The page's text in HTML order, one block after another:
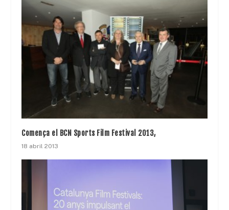
Comença el BCN Sports Film Festival 2013,
18 abril 2013